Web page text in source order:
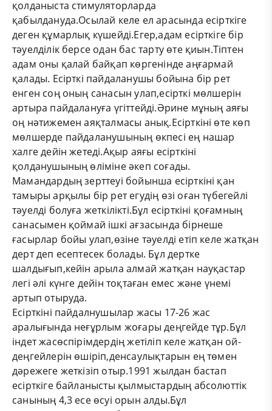
қолданыста стимуляторларда
қабылдануда.Осылай келе ел арасында есірткіге
деген құмарлық күшейді.Егер,адам есірткіге бір
тәуелділік берсе одан бас тарту өте қиын.Тіптен
адам оны қалай байқап көргенінде аңғармай
қалады. Есірткі пайдаланушы бойына бір рет
енген соң оның санасын улап,есірткі мөлшерін
артыра пайдалануға үгіттейді.Әрине мұның аяғы
оң нәтижемен аяқталмасы анық.Есірткіні өте көп
мөлшерде пайдаланушының өкпесі ең нашар
халге дейін жетеді.Ақыр аяғы есірткіні
қолданушының өліміне әкеп соғады.
Мамандардың зерттеуі бойынша есірткіні қан
тамыры арқылы бір рет егудің өзі оған түбегейлі
тәуелді болуға жеткілікті.Бұл есірткіні қоғамның
санасымен қоймай ішкі ағзасында бірнеше
ғасырлар бойы улап,өзіне тәуелді етіп келе жатқан
дерт деп есептесек болады. Бұл дертке
шалдығып,кейін арыла алмай жатқан науқастар
легі әлі күнге дейін тоқтаған емес және үнемі
артып отыруда.
Есірткіні пайдалнушылар жасы 17-26 жас
аралығында неғұрлым жоғары деңгейде тұр.Бұл
індет жасөспірімдердің жетіліп келе жатқан ой-
деңгейлерін өшіріп,денсаулықтарын ең төмен
дәрежеге жеткізіп отыр.1991 жылдан бастап
есірткіге байланысты қылмыстардың абсолюттік
санының 4,3 есе өсуі орын алды.Бұл